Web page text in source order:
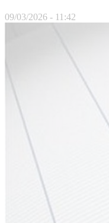
09/03/2026 - 11:42